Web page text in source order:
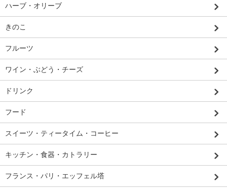
ハーブ・オリーブ
きのこ
フルーツ
ワイン・ぶどう・チーズ
ドリンク
フード
スイーツ・ティータイム・コーヒー
キッチン・食器・カトラリー
フランス・パリ・エッフェル塔